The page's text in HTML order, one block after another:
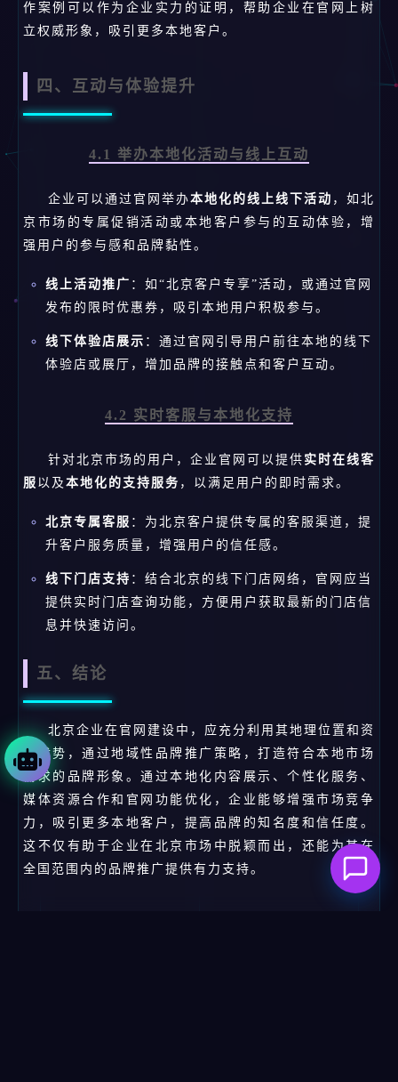
作案例可以作为企业实力的证明，帮助企业在官网上树
立权威形象，吸引更多本地客户。
四、互动与体验提升
4.1 举办本地化活动与线上互动
企业可以通过官网举办本地化的线上线下活动 ，如北
京市场的专属促销活动或本地客户参与的互动体验，增
强用户的参与感和品牌黏性。
线上活动推广 ：如“北京客户专享”活动，或通过官网
发布的限时优惠券，吸引本地用户积极参与。
线下体验店展示 ：通过官网引导用户前往本地的线下
体验店或展厅，增加品牌的接触点和客户互动。
4.2 实时客服与本地化支持
针对北京市场的用户，企业官网可以提供 实时在线客
服 以及 本地化的支持服务 ，以满足用户的即时需求。
北京专属客服 ：为北京客户提供专属的客服渠道，提
升客户服务质量，增强用户的信任感。
线下门店支持 ：结合北京的线下门店网络，官网应当
提供实时门店查询功能，方便用户获取最新的门店信
息并快速访问。
五、结论
北京企业在官网建设中，应充分利用其地理位置和资
源优势，通过地域性品牌推广策略，打造符合本地市场
需求的品牌形象。通过本地化内容展示、个性化服务、
媒体资源合作和官网功能优化，企业能够增强市场竞争
力，吸引更多本地客户，提高品牌的知名度和信任度。
这不仅有助于企业在北京市场中脱颖而出，还能为其在
全国范围内的品牌推广提供有力支持。